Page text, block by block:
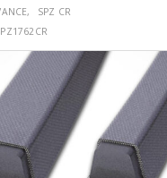
,
SPZ CR